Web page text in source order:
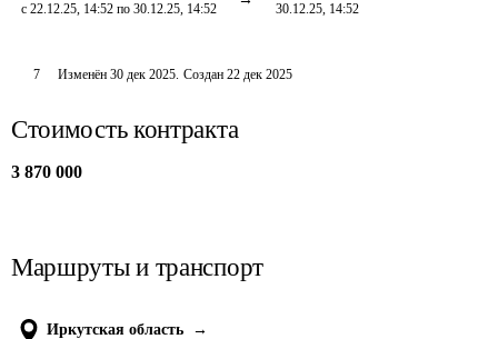
с 22.12.25, 14:52 по 30.12.25, 14:52
30.12.25, 14:52
7 Изменён 30 дек 2025. Создан 22 дек 2025
Стоимость контракта
3 870 000
Маршруты и транспорт
Иркутская область
→